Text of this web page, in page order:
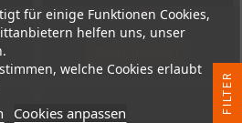
für einige Funktionen Cookies,
helfen uns, unser
welche Cookies erlaubt
Cookies anpassen
189,00 €
R